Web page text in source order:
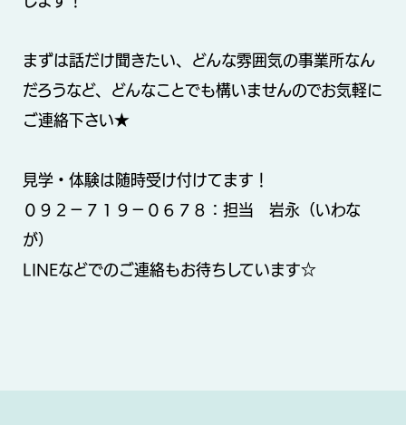
まずは話だけ聞きたい、どんな雰囲気の事業所なん
だろうなど、どんなことでも構いませんのでお気軽に
ご連絡下さい★
見学・体験は随時受け付けてます！
０９２−７１９−０６７８：担当 岩永（いわな
が）
LINEなどでのご連絡もお待ちしています☆